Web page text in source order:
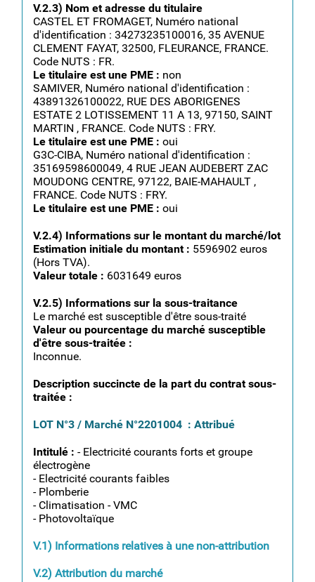
V.2.3) Nom et adresse du titulaire
CASTEL ET FROMAGET, Numéro national
d'identification : 34273235100016, 35 AVENUE
CLEMENT FAYAT, 32500, FLEURANCE, FRANCE.
Code NUTS : FR.
Le titulaire est une PME : non
SAMIVER, Numéro national d'identification :
43891326100022, RUE DES ABORIGENES
ESTATE 2 LOTISSEMENT 11 A 13, 97150, SAINT
MARTIN , FRANCE. Code NUTS : FRY.
Le titulaire est une PME :oui
G3C-CIBA, Numéro national d'identification :
35169598600049, 4 RUE JEAN AUDEBERT ZAC
MOUDONG CENTRE, 97122, BAIE-MAHAULT ,
FRANCE. Code NUTS : FRY.
Le titulaire est une PME :oui
V.2.4) Informations sur le montant du marché/lot
Estimation initiale du montant : 5596902 euros
(Hors TVA).
Valeur totale : 6031649 euros
V.2.5) Informations sur la sous-traitance
Le marché est susceptible d'être sous-traité
Valeur ou pourcentage du marché susceptible
d'être sous-traitée :
Inconnue.
Description succincte de la part du contrat sous-
traitée :
LOT N°3 / Marché N°2201004 : Attribué
Intitulé :- Electricité courants forts et groupe
électrogène
- Electricité courants faibles
- Plomberie
- Climatisation - VMC
- Photovoltaïque
V.1) Informations relatives à une non-attribution
V.2) Attribution du marché